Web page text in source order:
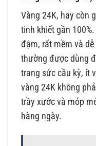
Vàng 24K, hay còn
tinh khiết gần
đậm, rất mềm và
thường được dùng
trang sức cầu kỳ, ít
vàng 24K không
trầy xước và móp
hàng ngày.